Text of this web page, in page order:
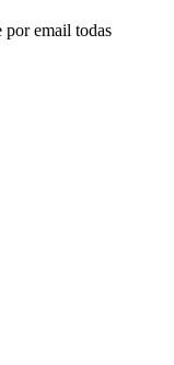
por email todas